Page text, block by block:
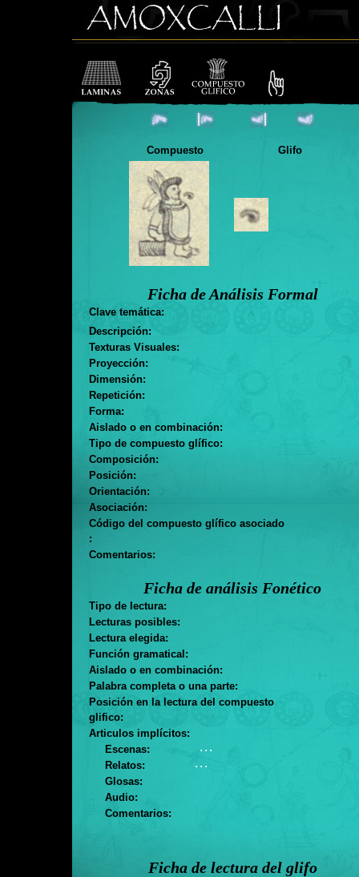
Compuesto Glifo
Ficha de Análisis Formal
Clave temática:
Descripción:
Texturas Visuales:
Proyección:
Dimensión:
Repetición:
Forma:
Aislado o en combinación:
Tipo de compuesto glífico:
Composición:
Posición:
Orientación:
Asociación:
Código del compuesto glífico asociado
:
Comentarios:
Ficha de análisis Fonético
Tipo de lectura:
Lecturas posibles:
Lectura elegida:
Función gramatical:
Aislado o en combinación:
Palabra completa o una parte:
Posición en la lectura del compuesto
glifico:
Articulos implícitos:
Escenas:
. . .
Relatos:
. . .
Glosas:
Audio:
Comentarios:
Ficha de lectura del glifo